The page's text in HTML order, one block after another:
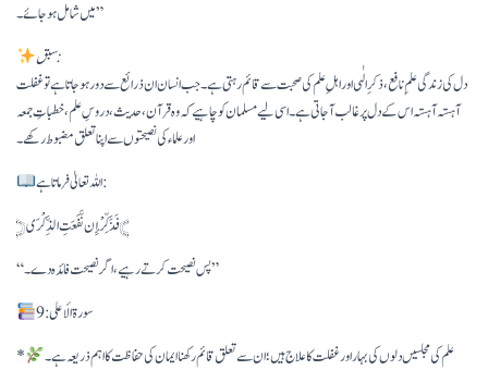
میں شامل ہو جائے۔”
سبق:
دل کی زندگی علمِ نافع، ذکرِ الٰہی اور اہلِ علم کی صحبت سے قائم رہتی ہے۔ جب انسان ان ذرائع سے دور ہو جاتا ہے تو غفلت
آہستہ آہستہ اس کے دل پر غالب آ جاتی ہے۔ اسی لیے مسلمان کو چاہیے کہ وہ قرآن، حدیث، دروسِ علم، خطباتِ جمعہ
اور علماء کی نصیحتوں سے اپنا تعلق مضبوط رکھے۔
اللہ تعالیٰ فرماتا ہے:
﴿فَذَكِّرْ إِن نَّفَعَتِ الذِّكْرَى﴾
“پس نصیحت کرتے رہیے، اگر نصیحت فائدہ دے۔”
سورۃ الأعلى: 9
*
علم کی مجلسیں دلوں کی بہار اور غفلت کا علاج ہیں؛ ان سے تعلق قائم رکھنا ایمان کی حفاظت کا اہم ذریعہ ہے۔